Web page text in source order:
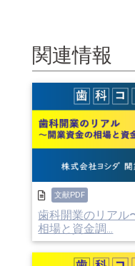
本人が院長先
す。もはや気
院長先生とし
「スタッフの
上げることは
では、院長先
ポイントは「
て歯科医とし
ここでスタッ
関連情報
文献PDF
歯科開業のリアル
相場と資金調...